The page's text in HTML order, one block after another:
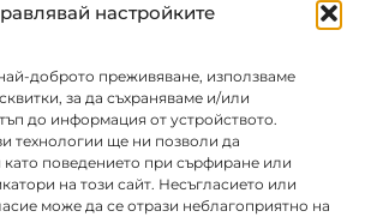
настройките
доброто преживяване, използваме
за да съхраняваме и/или
до информация от устройството.
технологии ще ни позволи да
поведението при сърфиране или
на този сайт. Несъгласието или
може да се отрази неблагоприятно на